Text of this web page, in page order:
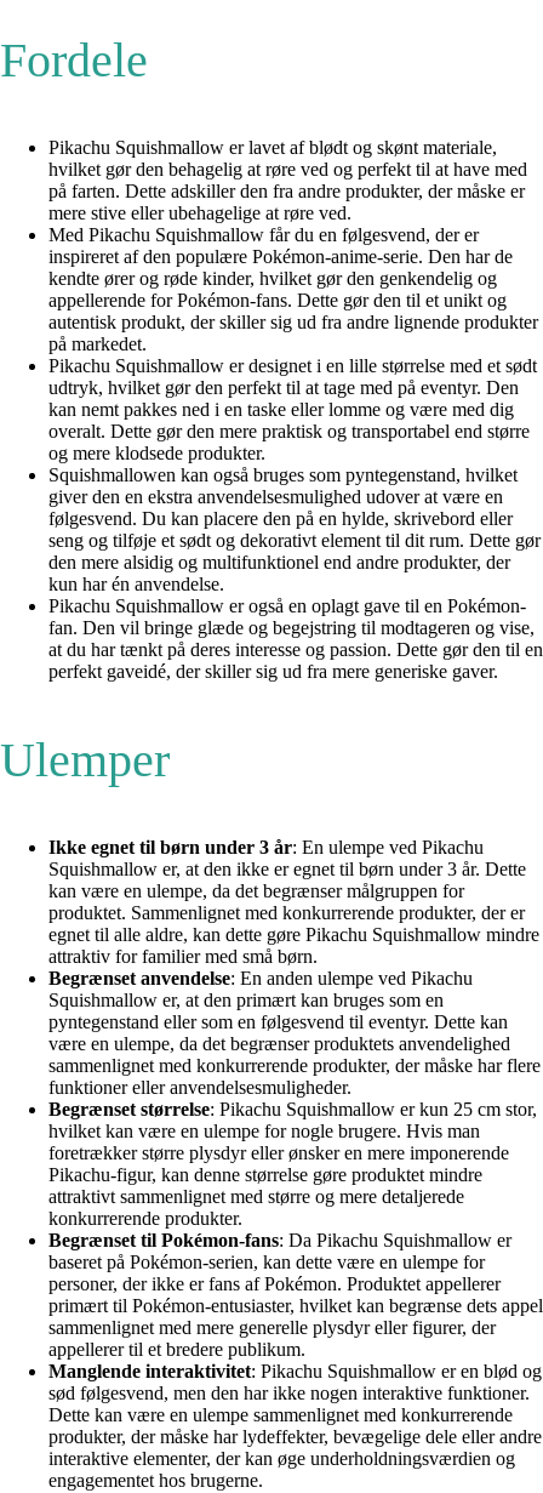
Fordele
Pikachu Squishmallow er lavet af blødt og skønt materiale,
hvilket gør den behagelig at røre ved og perfekt til at have med
på farten. Dette adskiller den fra andre produkter, der måske er
mere stive eller ubehagelige at røre ved.
Med Pikachu Squishmallow får du en følgesvend, der er
inspireret af den populære Pokémon-anime-serie. Den har de
kendte ører og røde kinder, hvilket gør den genkendelig og
appellerende for Pokémon-fans. Dette gør den til et unikt og
autentisk produkt, der skiller sig ud fra andre lignende produkter
på markedet.
Pikachu Squishmallow er designet i en lille størrelse med et sødt
udtryk, hvilket gør den perfekt til at tage med på eventyr. Den
kan nemt pakkes ned i en taske eller lomme og være med dig
overalt. Dette gør den mere praktisk og transportabel end større
og mere klodsede produkter.
Squishmallowen kan også bruges som pyntegenstand, hvilket
giver den en ekstra anvendelsesmulighed udover at være en
følgesvend. Du kan placere den på en hylde, skrivebord eller
seng og tilføje et sødt og dekorativt element til dit rum. Dette gør
den mere alsidig og multifunktionel end andre produkter, der
kun har én anvendelse.
Pikachu Squishmallow er også en oplagt gave til en Pokémon-
fan. Den vil bringe glæde og begejstring til modtageren og vise,
at du har tænkt på deres interesse og passion. Dette gør den til en
perfekt gaveidé, der skiller sig ud fra mere generiske gaver.
Ulemper
Ikke egnet til børn under 3 år: En ulempe ved Pikachu
Squishmallow er, at den ikke er egnet til børn under 3 år. Dette
kan være en ulempe, da det begrænser målgruppen for
produktet. Sammenlignet med konkurrerende produkter, der er
egnet til alle aldre, kan dette gøre Pikachu Squishmallow mindre
attraktiv for familier med små børn.
Begrænset anvendelse: En anden ulempe ved Pikachu
Squishmallow er, at den primært kan bruges som en
pyntegenstand eller som en følgesvend til eventyr. Dette kan
være en ulempe, da det begrænser produktets anvendelighed
sammenlignet med konkurrerende produkter, der måske har flere
funktioner eller anvendelsesmuligheder.
Begrænset størrelse: Pikachu Squishmallow er kun 25 cm stor,
hvilket kan være en ulempe for nogle brugere. Hvis man
foretrækker større plysdyr eller ønsker en mere imponerende
Pikachu-figur, kan denne størrelse gøre produktet mindre
attraktivt sammenlignet med større og mere detaljerede
konkurrerende produkter.
Begrænset til Pokémon-fans: Da Pikachu Squishmallow er
baseret på Pokémon-serien, kan dette være en ulempe for
personer, der ikke er fans af Pokémon. Produktet appellerer
primært til Pokémon-entusiaster, hvilket kan begrænse dets appel
sammenlignet med mere generelle plysdyr eller figurer, der
appellerer til et bredere publikum.
Manglende interaktivitet: Pikachu Squishmallow er en blød og
sød følgesvend, men den har ikke nogen interaktive funktioner.
Dette kan være en ulempe sammenlignet med konkurrerende
produkter, der måske har lydeffekter, bevægelige dele eller andre
interaktive elementer, der kan øge underholdningsværdien og
engagementet hos brugerne.